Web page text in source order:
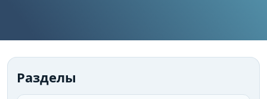
Разделы